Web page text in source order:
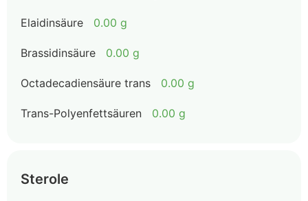
Elaidinsäure 0.00 g
Brassidinsäure 0.00 g
Octadecadiensäure trans 0.00 g
Trans-Polyenfettsäuren 0.00 g
Sterole